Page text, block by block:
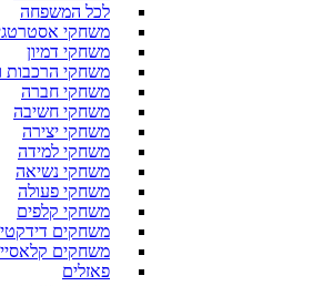
לכל המשפחה
משחקי
משחקי דמיון
משחקי הרכבות
משחקי חברה
משחקי חשיבה
משחקי יצירה
משחקי למידה
משחקי נשיאה
משחקי פעולה
משחקי קלפים
משחקים
משחקים
פאזלים